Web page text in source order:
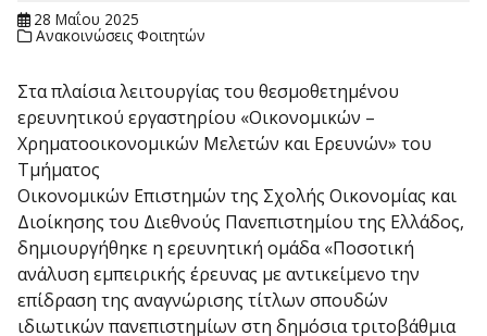
28 Μαΐου 2025
Ανακοινώσεις Φοιτητών
Στα πλαίσια λειτουργίας του θεσμοθετημένου
ερευνητικού εργαστηρίου «Οικονομικών –
Χρηματοοικονομικών Μελετών και Ερευνών» του
Τμήματος
Οικονομικών Επιστημών της Σχολής Οικονομίας και
Διοίκησης του Διεθνούς Πανεπιστημίου της Ελλάδος,
δημιουργήθηκε η ερευνητική ομάδα «Ποσοτική
ανάλυση εμπειρικής έρευνας με αντικείμενο την
επίδραση της αναγνώρισης τίτλων σπουδών
ιδιωτικών πανεπιστημίων στη δημόσια τριτοβάθμια